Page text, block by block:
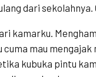
dari sekolahnya.
kamarku.
cuma mau mengajak
kubuka pintu